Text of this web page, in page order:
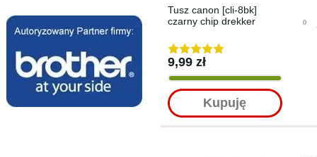
Tusz canon [cli-8bk]
czarny chip drekker
9,99 zł
Kupuję
0